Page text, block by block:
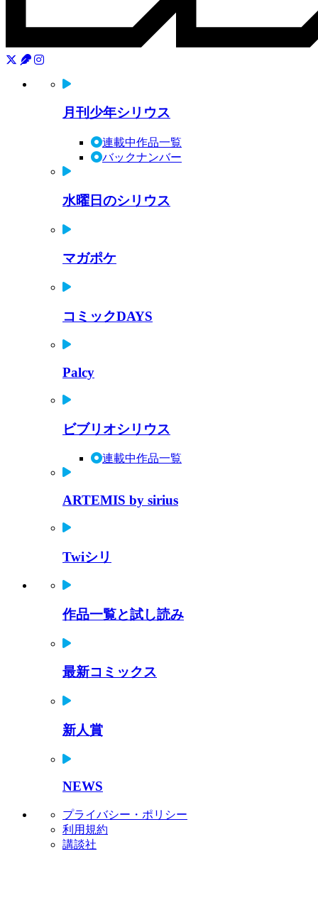
月刊少年シリウス
連載中作品一覧
バックナンバー
水曜日のシリウス
マガポケ
コミックDAYS
Palcy
ビブリオシリウス
連載中作品一覧
ARTEMIS by sirius
Twiシリ
作品一覧と試し読み
最新コミックス
新人賞
NEWS
プライバシー・ポリシー
利用規約
講談社